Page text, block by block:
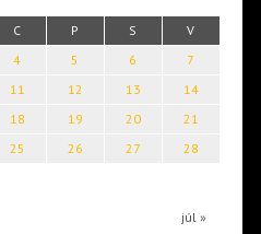
C P S V
júl »
4 5 6
7
11 12 13
14
18 19 20
21
25 26 27
28